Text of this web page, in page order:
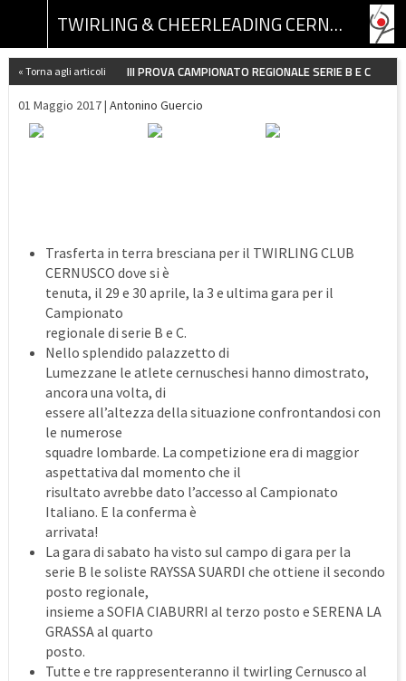
TWIRLING & CHEERLEADING CERNUSCO ASSOCIAZIONE SPORTIVA DILETTANTISTICA
« Torna agli articoli III PROVA CAMPIONATO REGIONALE SERIE B E C
01 Maggio 2017 | Antonino Guercio
Trasferta in terra bresciana per il TWIRLING CLUB
CERNUSCO dove si è
tenuta, il 29 e 30 aprile, la 3 e ultima gara per il
Campionato
regionale di serie B e C.
Nello splendido palazzetto di
Lumezzane le atlete cernuschesi hanno dimostrato,
ancora una volta, di
essere all’altezza della situazione confrontandosi con
le numerose
squadre lombarde. La competizione era di maggior
aspettativa dal momento che il
risultato avrebbe dato l’accesso al Campionato
Italiano. E la conferma è
arrivata!
La gara di sabato ha visto sul campo di gara per la
serie B le soliste RAYSSA SUARDI che ottiene il secondo
posto regionale,
insieme a SOFIA CIABURRI al terzo posto e SERENA LA
GRASSA al quarto
posto.
Tutte e tre rappresenteranno il twirling Cernusco al